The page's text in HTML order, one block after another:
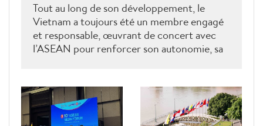
Tout au long de son développement, le
Vietnam a toujours été un membre engagé
et responsable, œuvrant de concert avec
l’ASEAN pour renforcer son autonomie, sa